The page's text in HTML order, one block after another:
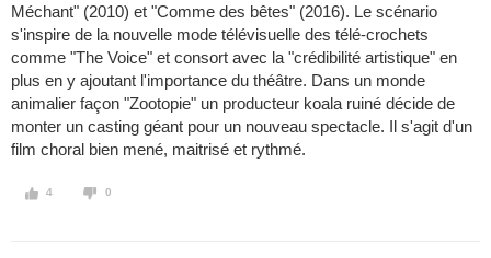
Méchant" (2010) et "Comme des bêtes" (2016). Le scénario
s'inspire de la nouvelle mode télévisuelle des télé-crochets
comme "The Voice" et consort avec la "crédibilité artistique" en
plus en y ajoutant l'importance du théâtre. Dans un monde
animalier façon "Zootopie" un producteur koala ruiné décide de
monter un casting géant pour un nouveau spectacle. Il s'agit d'un
film choral bien mené, maitrisé et rythmé.
4 0